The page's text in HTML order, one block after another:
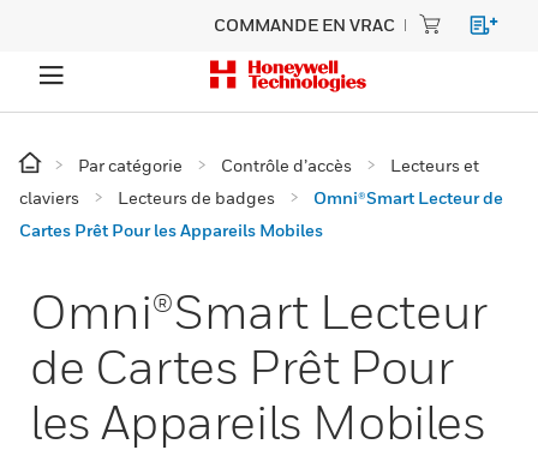
COMMANDE EN VRAC
Par catégorie Contrôle d’accès
Lecteurs et
claviers
Lecteurs de badges
Omni®Smart Lecteur de
Cartes Prêt Pour les Appareils Mobiles
Omni®Smart Lecteur
de Cartes Prêt Pour
les Appareils Mobiles